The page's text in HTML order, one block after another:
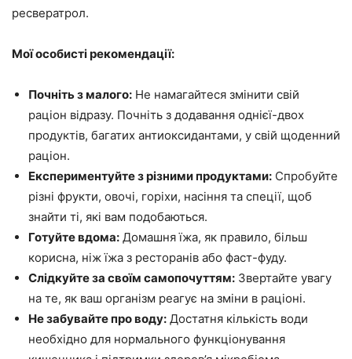
ресвератрол.
Мої особисті рекомендації:
Почніть з малого: Не намагайтеся змінити свій
раціон відразу. Почніть з додавання однієї-двох
продуктів, багатих антиоксидантами, у свій щоденний
раціон.
Експериментуйте з різними продуктами: Спробуйте
різні фрукти, овочі, горіхи, насіння та спеції, щоб
знайти ті, які вам подобаються.
Готуйте вдома: Домашня їжа, як правило, більш
корисна, ніж їжа з ресторанів або фаст-фуду.
Слідкуйте за своїм самопочуттям: Звертайте увагу
на те, як ваш організм реагує на зміни в раціоні.
Не забувайте про воду: Достатня кількість води
необхідно для нормального функціонування